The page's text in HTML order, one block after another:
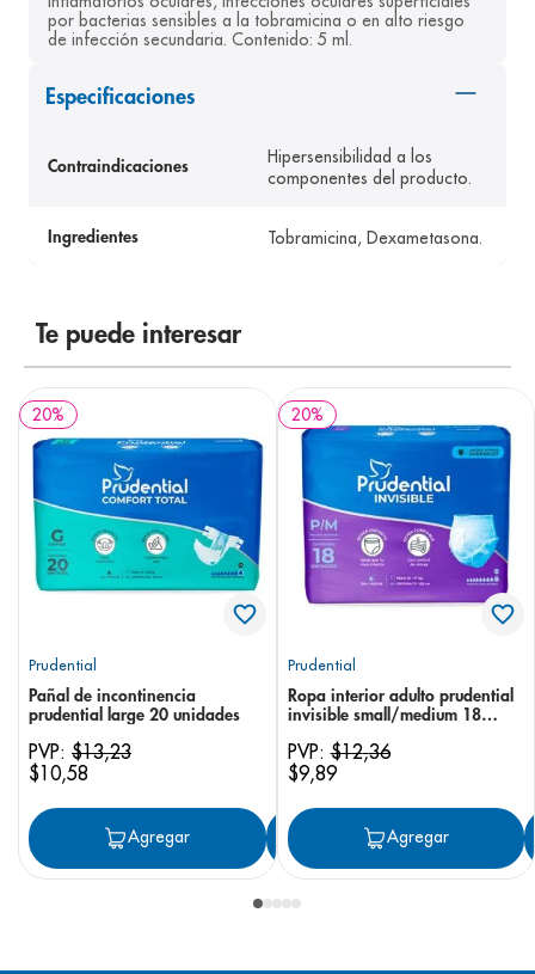
por bacterias sensibles a la tobramicina o en alto riesgo
de infección secundaria. Contenido: 5 ml.
Especificaciones
Contraindicaciones
Hipersensibilidad a los
componentes del producto.
Ingredientes Tobramicina, Dexametasona.
Te puede interesar
20%
Prudential
Pañal de incontinencia
prudential large 20 unidades
PVP: $13,23
$10,58
Agregar Agregar
20%
Prudential
Ropa interior adulto prudential
invisible small/medium 18
PVP:$12,36
$9,89
Agregar
8. panolini
10. desodorante